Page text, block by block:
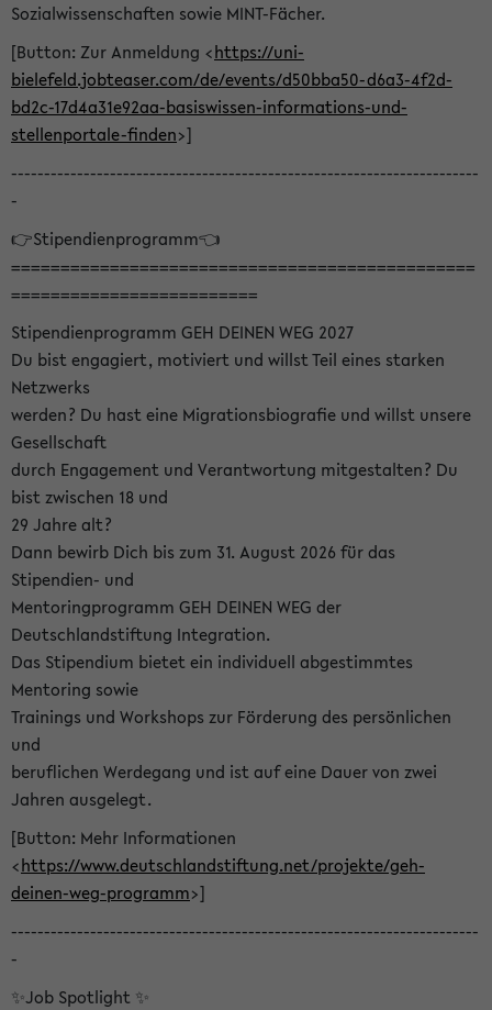
Sozialwissenschaften sowie MINT-Fächer.
[Button: Zur Anmeldung <https://uni-
bielefeld.jobteaser.com/de/events/d50bba50-d6a3-4f2d-
bd2c-17d4a31e92aa-basiswissen-informations-und-
stellenportale-finden>]
-----------------------------------------------------------------------
-
👉Stipendienprogramm👈
===============================================
=========================
Stipendienprogramm GEH DEINEN WEG 2027
Du bist engagiert, motiviert und willst Teil eines starken
Netzwerks
werden? Du hast eine Migrationsbiografie und willst unsere
Gesellschaft
durch Engagement und Verantwortung mitgestalten? Du
bist zwischen 18 und
29 Jahre alt?
Dann bewirb Dich bis zum 31. August 2026 für das
Stipendien- und
Mentoringprogramm GEH DEINEN WEG der
Deutschlandstiftung Integration.
Das Stipendium bietet ein individuell abgestimmtes
Mentoring sowie
Trainings und Workshops zur Förderung des persönlichen
und
beruflichen Werdegang und ist auf eine Dauer von zwei
Jahren ausgelegt.
[Button: Mehr Informationen
<https://www.deutschlandstiftung.net/projekte/geh-
deinen-weg-programm>]
-----------------------------------------------------------------------
-
✨Job Spotlight ✨